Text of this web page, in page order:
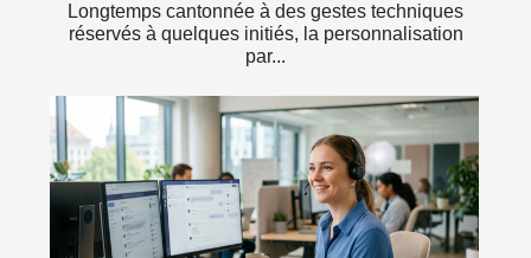
Longtemps cantonnée à des gestes techniques
réservés à quelques initiés, la personnalisation
par...